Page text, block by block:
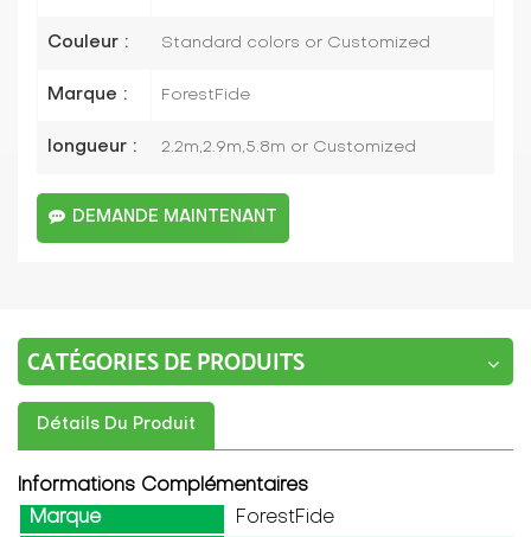
Couleur : Standard colors or Customized
Marque : ForestFide
longueur : 2.2m,2.9m,5.8m or Customized
DEMANDE MAINTENANT
CATÉGORIES DE PRODUITS
Détails Du Produit
Informations Complémentaires
Marque
ForestFide